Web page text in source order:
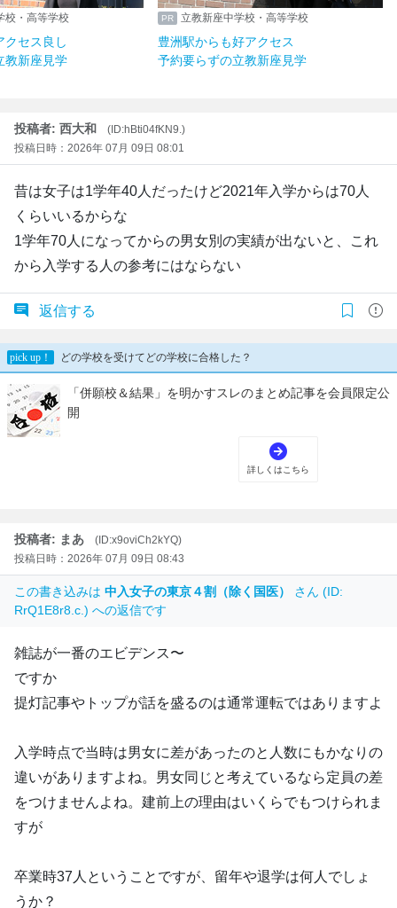
校・高等学校
クセス良し
教新座見学
立教新座中学校・高等学校
豊洲駅からも好アクセス
予約要らずの立教新座見学
投稿者: 西大和
(ID:hBti04fKN9.)
投稿日時：2026年 07月 09日 08:01
昔は女子は1学年40人だったけど2021年入学からは70人
くらいいるからな
1学年70人になってからの男女別の実績が出ないと、これ
から入学する人の参考にはならない
返信する
投稿者: まあ
(ID:x9oviCh2kYQ)
投稿日時：2026年 07月 09日 08:43
この書き込みは 中入女子の東京４割（除く国医）
さん (ID:
RrQ1E8r8.c.) への返信です
雑誌が一番のエビデンス〜
ですか
提灯記事やトップが話を盛るのは通常運転ではありますよ
入学時点で当時は男女に差があったのと人数にもかなりの
違いがありますよね。男女同じと考えているなら定員の差
をつけませんよね。建前上の理由はいくらでもつけられま
すが
卒業時37人ということですが、留年や退学は何人でしょ
うか？